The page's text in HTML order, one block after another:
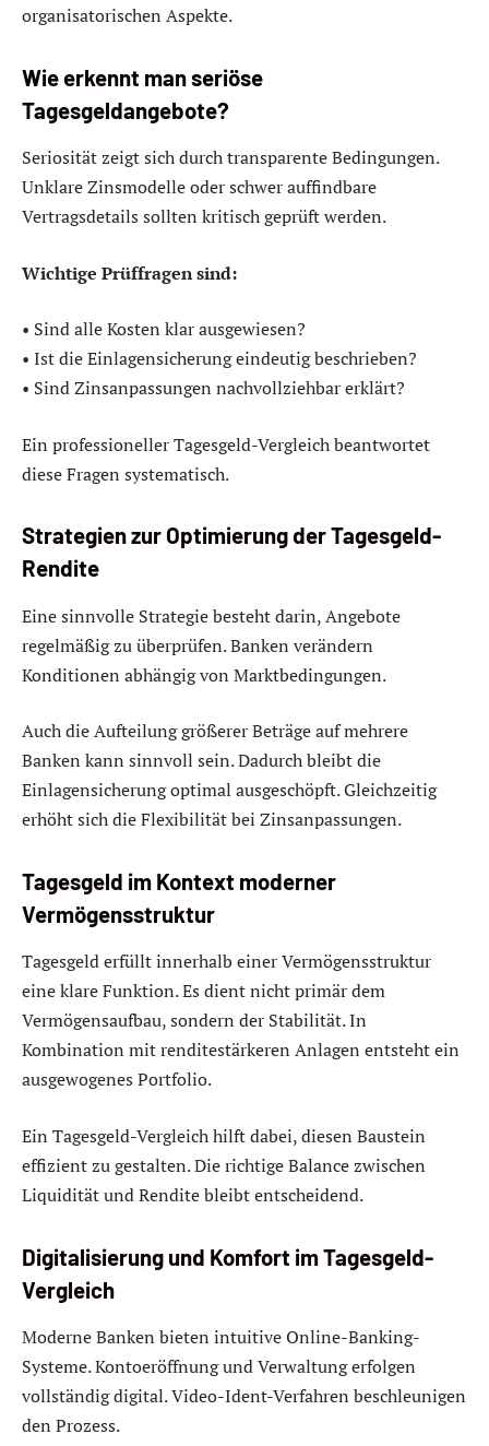
organisatorischen Aspekte.
Wie erkennt man seriöse
Tagesgeldangebote?
Seriosität zeigt sich durch transparente Bedingungen.
Unklare Zinsmodelle oder schwer auffindbare
Vertragsdetails sollten kritisch geprüft werden.
Wichtige Prüffragen sind:
• Sind alle Kosten klar ausgewiesen?
• Ist die Einlagensicherung eindeutig beschrieben?
• Sind Zinsanpassungen nachvollziehbar erklärt?
Ein professioneller Tagesgeld-Vergleich beantwortet
diese Fragen systematisch.
Strategien zur Optimierung der Tagesgeld-
Rendite
Eine sinnvolle Strategie besteht darin, Angebote
regelmäßig zu überprüfen. Banken verändern
Konditionen abhängig von Marktbedingungen.
Auch die Aufteilung größerer Beträge auf mehrere
Banken kann sinnvoll sein. Dadurch bleibt die
Einlagensicherung optimal ausgeschöpft. Gleichzeitig
erhöht sich die Flexibilität bei Zinsanpassungen.
Tagesgeld im Kontext moderner
Vermögensstruktur
Tagesgeld erfüllt innerhalb einer Vermögensstruktur
eine klare Funktion. Es dient nicht primär dem
Vermögensaufbau, sondern der Stabilität. In
Kombination mit renditestärkeren Anlagen entsteht ein
ausgewogenes Portfolio.
Ein Tagesgeld-Vergleich hilft dabei, diesen Baustein
effizient zu gestalten. Die richtige Balance zwischen
Liquidität und Rendite bleibt entscheidend.
Digitalisierung und Komfort im Tagesgeld-
Vergleich
Moderne Banken bieten intuitive Online-Banking-
Systeme. Kontoeröffnung und Verwaltung erfolgen
vollständig digital. Video-Ident-Verfahren beschleunigen
den Prozess.